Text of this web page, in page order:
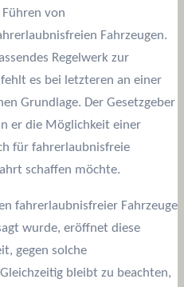
von
Fahrzeugen.
Regelwerk zur
es bei letzteren an einer
Grundlage. Der Gesetzgeber
er die Möglichkeit einer
für fahrerlaubnisfreie
schaffen möchte.
fahrerlaubnisfreier Fahrzeuge
wurde, eröffnet diese
gegen solche
bleibt zu beachten,